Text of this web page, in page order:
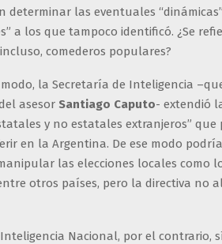
determinar las eventuales
a los que tampoco identificó. ¿Se
comederos populares?
modo, la Secretaría de Inteligencia
asesor Santiago Caputo- extendió
y no estatales extranjeros”
en la Argentina. De ese modo
las elecciones locales como
otros países, pero la directiva no
Nacional, por el contrario,